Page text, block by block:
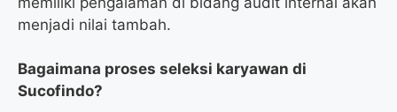
menjadi nilai tambah.
Bagaimana proses seleksi karyawan di
Sucofindo?